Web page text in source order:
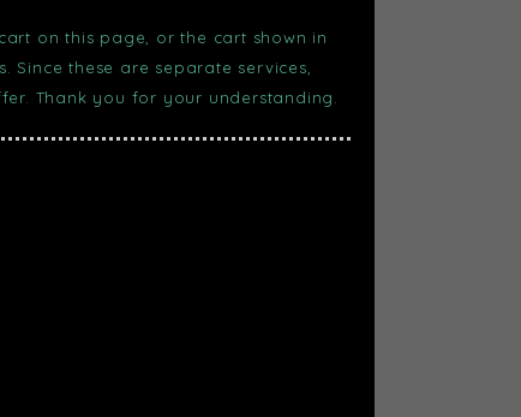
on this page, or the cart shown in
Since these are separate services,
Thank you for your understanding.